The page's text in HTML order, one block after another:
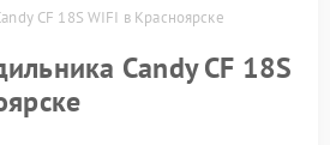
CF 18S WIFI в Красноярске
Candy CF 18S